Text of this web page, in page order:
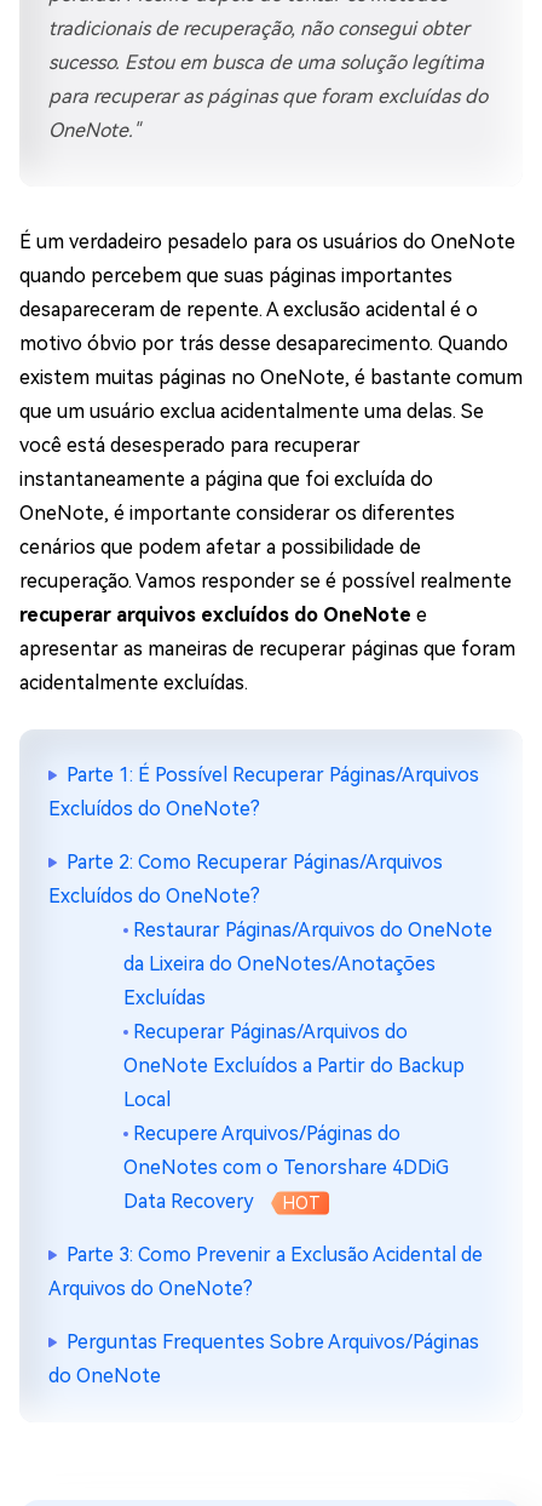
tradicionais de recuperação, não consegui obter
sucesso. Estou em busca de uma solução legítima
para recuperar as páginas que foram excluídas do
OneNote."
É um verdadeiro pesadelo para os usuários do OneNote
quando percebem que suas páginas importantes
desapareceram de repente. A exclusão acidental é o
motivo óbvio por trás desse desaparecimento. Quando
existem muitas páginas no OneNote, é bastante comum
que um usuário exclua acidentalmente uma delas. Se
você está desesperado para recuperar
instantaneamente a página que foi excluída do
OneNote, é importante considerar os diferentes
cenários que podem afetar a possibilidade de
recuperação. Vamos responder se é possível realmente
recuperar arquivos excluídos do OneNote e
apresentar as maneiras de recuperar páginas que foram
acidentalmente excluídas.
Parte 1: É Possível Recuperar Páginas/Arquivos
Excluídos do OneNote?
Parte 2: Como Recuperar Páginas/Arquivos
Excluídos do OneNote?
Restaurar Páginas/Arquivos do OneNote
da Lixeira do OneNotes/Anotações
Excluídas
Recuperar Páginas/Arquivos do
OneNote Excluídos a Partir do Backup
Local
Recupere Arquivos/Páginas do
OneNotes com o Tenorshare 4DDiG
Data Recovery
HOT
Parte 3: Como Prevenir a Exclusão Acidental de
Arquivos do OneNote?
Perguntas Frequentes Sobre Arquivos/Páginas
do OneNote